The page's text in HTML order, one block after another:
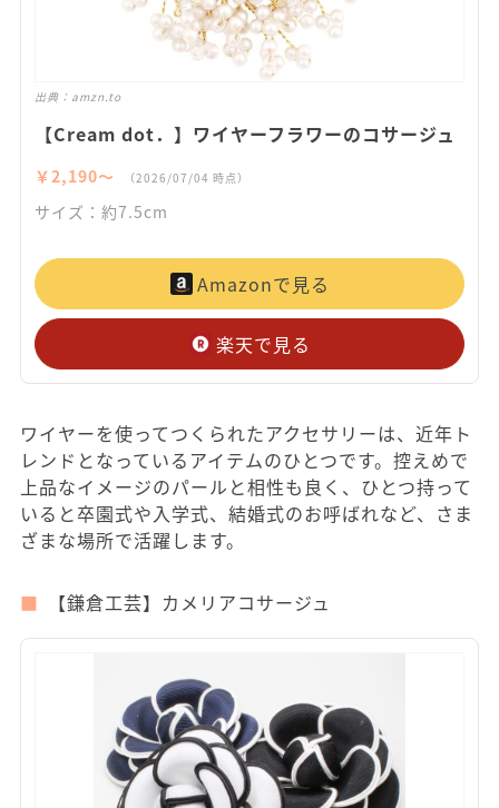
出典： amzn.to
【Cream dot．】ワイヤーフラワーのコサージュ
￥2,190〜 （2026/07/04 時点）
サイズ：約7.5cm
Amazonで見る
楽天で見る
ワイヤーを使ってつくられたアクセサリーは、近年ト
レンドとなっているアイテムのひとつです。控えめで
上品なイメージのパールと相性も良く、ひとつ持って
いると卒園式や入学式、結婚式のお呼ばれなど、さま
ざまな場所で活躍します。
【鎌倉工芸】カメリアコサージュ